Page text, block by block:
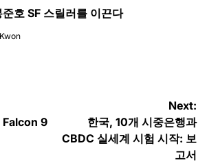
호 SF 스릴러를 이끈다
Falcon 9
Next:
한국, 10개 시중은행과
CBDC 실세계 시험 시작: 보
고서